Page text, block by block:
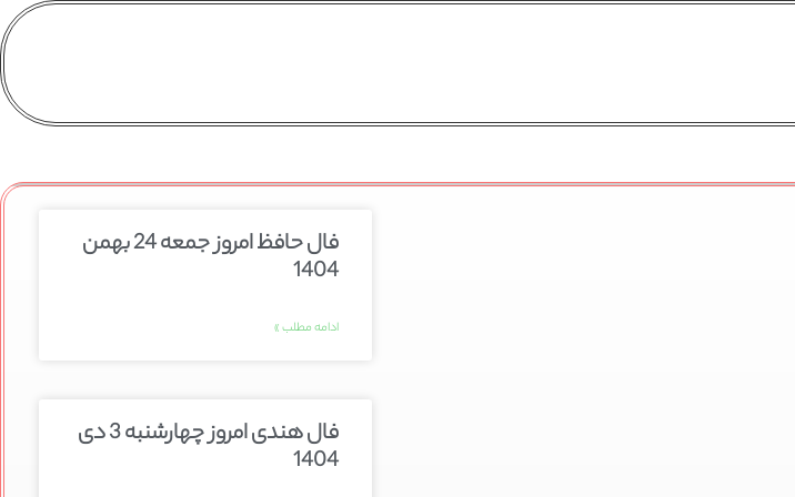
فال حافظ امروز جمعه 24 بهمن
1404
ادامه مطلب »
فال هندی امروز چهارشنبه 3 دی
1404